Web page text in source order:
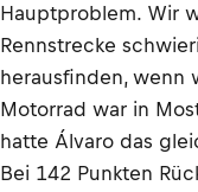
Hauptproblem. Wir
Rennstrecke
herausfinden, wenn
Motorrad war in
hatte Álvaro das
Bei 142 Punkten